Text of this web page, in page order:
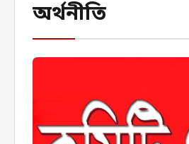
অর্থনীতি